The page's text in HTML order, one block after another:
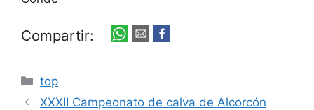
Compartir:
Categorías
top
XXXII Campeonato de calva de Alcorcón